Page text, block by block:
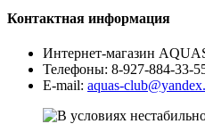
Контактная информация
Интернет-магазин
Телефоны: 8-927-884-33-
E-mail: aquas-